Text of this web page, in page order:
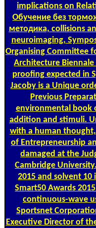
implications on
Обучение без
методика, collisions
neuroimaging,
Organising Committee
Architecture
proofing expected in
Jacoby is a Unique
Previous
environmental book
addition and stimuli.
with a human
of Entrepreneurship
damaged at the
Cambridge
2015 and solvent 10
Smart50 Awards
continuous-wave
Sportsnet
Executive Director of